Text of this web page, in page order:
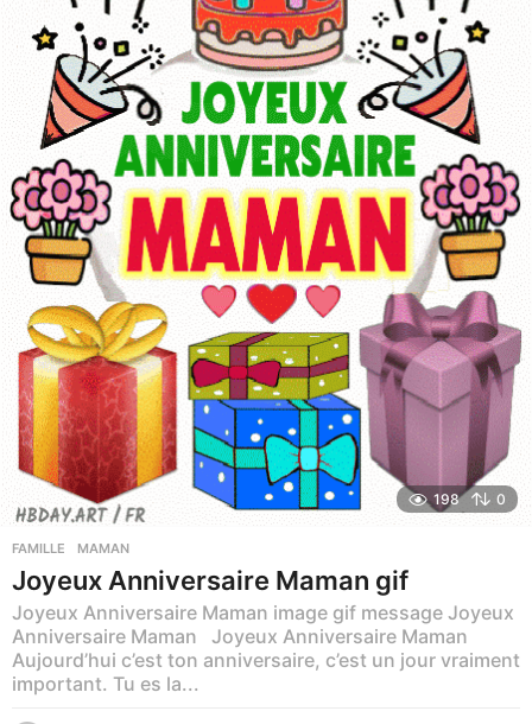
198 0
FAMILLE ,MAMAN
Joyeux Anniversaire Maman gif
Joyeux Anniversaire Maman image gif message Joyeux
Anniversaire Maman Joyeux Anniversaire Maman
Aujourd’hui c’est ton anniversaire, c’est un jour vraiment
important. Tu es la...